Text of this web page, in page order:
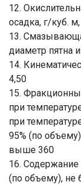
12.
осадка, г/куб.
13.
диаметр пятна
14.
4,50
15.
при
при
95% (по
выше 360
16.
(по объему), не